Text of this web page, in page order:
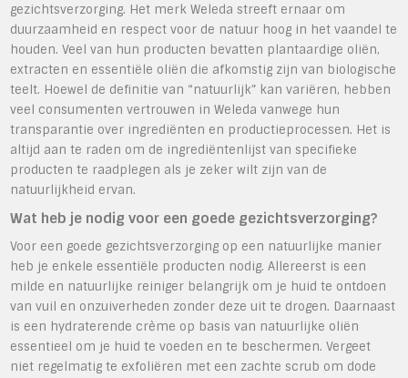
gezichtsverzorging. Het merk Weleda streeft ernaar om
duurzaamheid en respect voor de natuur hoog in het vaandel te
houden. Veel van hun producten bevatten plantaardige oliën,
extracten en essentiële oliën die afkomstig zijn van biologische
teelt. Hoewel de definitie van “natuurlijk” kan variëren, hebben
veel consumenten vertrouwen in Weleda vanwege hun
transparantie over ingrediënten en productieprocessen. Het is
altijd aan te raden om de ingrediëntenlijst van specifieke
producten te raadplegen als je zeker wilt zijn van de
natuurlijkheid ervan.
Wat heb je nodig voor een goede gezichtsverzorging?
Voor een goede gezichtsverzorging op een natuurlijke manier
heb je enkele essentiële producten nodig. Allereerst is een
milde en natuurlijke reiniger belangrijk om je huid te ontdoen
van vuil en onzuiverheden zonder deze uit te drogen. Daarnaast
is een hydraterende crème op basis van natuurlijke oliën
essentieel om je huid te voeden en te beschermen. Vergeet
niet regelmatig te exfoliëren met een zachte scrub om dode